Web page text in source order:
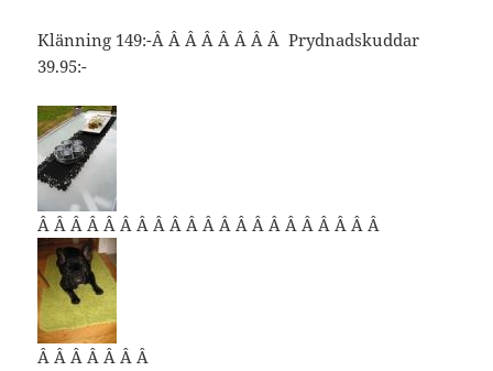
Klänning 149:-Â Â Â Â Â Â Â Â Prydnadskuddar
39.95:-
Â Â Â Â Â Â Â Â Â Â Â Â Â Â Â Â Â Â Â Â Â
Â Â Â Â Â Â Â